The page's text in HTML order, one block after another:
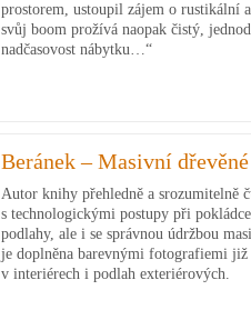
prostorem, ustoupil zájem o rustikální
svůj boom prožívá naopak čistý,
nadčasovost nábytku…“
Beránek – Masivní
Autor knihy přehledně a srozumitelně
s technologickými postupy při
podlahy, ale i se správnou údržbou
je doplněna barevnými fotografiemi
v interiérech i podlah exteriérových.